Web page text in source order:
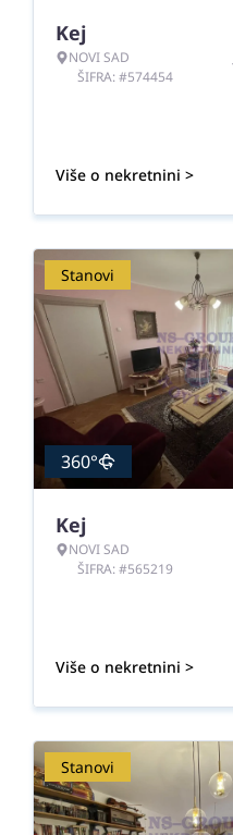
Kej
NOVI SAD
ŠIFRA: #574454
Više o nekretnini >
Stanovi
360°
Kej
NOVI SAD
ŠIFRA: #565219
Više o nekretnini >
Stanovi